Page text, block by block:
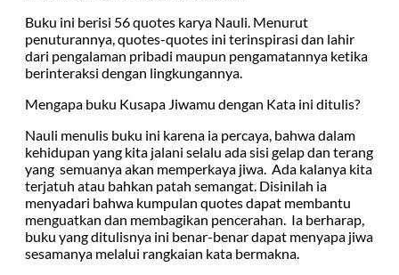
Buku ini berisi 56 quotes karya Nauli. Menurut
penuturannya, quotes-quotes ini terinspirasi dan lahir
dari pengalaman pribadi maupun pengamatannya ketika
berinteraksi dengan lingkungannya.
Mengapa buku Kusapa Jiwamu dengan Kata ini ditulis?
Nauli menulis buku ini karena ia percaya, bahwa dalam
kehidupan yang kita jalani selalu ada sisi gelap dan terang
yang semuanya akan memperkaya jiwa. Ada kalanya kita
terjatuh atau bahkan patah semangat. Disinilah ia
menyadari bahwa kumpulan quotes dapat membantu
menguatkan dan membagikan pencerahan. Ia berharap,
buku yang ditulisnya ini benar-benar dapat menyapa jiwa
sesamanya melalui rangkaian kata bermakna.